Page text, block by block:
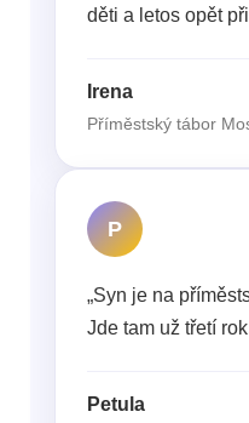
děti a letos opět
Irena
Příměstský tábor
P
„Syn je na
Jde tam už třetí
Petula